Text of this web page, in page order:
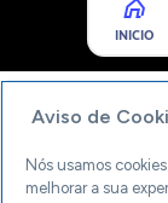
INICIO
Aviso de
Nós usamos
melhorar a sua